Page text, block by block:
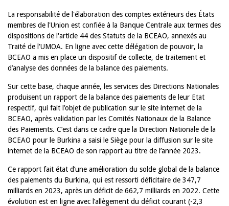
La responsabilité de l'élaboration des comptes extérieurs des États
membres de l'Union est confiée à la Banque Centrale aux termes des
dispositions de l'article 44 des Statuts de la BCEAO, annexés au
Traité de l'UMOA. En ligne avec cette délégation de pouvoir, la
BCEAO a mis en place un dispositif de collecte, de traitement et
d’analyse des données de la balance des paiements.
Sur cette base, chaque année, les services des Directions Nationales
produisent un rapport de la balance des paiements de leur Etat
respectif, qui fait l’objet de publication sur le site internet de la
BCEAO, après validation par les Comités Nationaux de la Balance
des Paiements. C’est dans ce cadre que la Direction Nationale de la
BCEAO pour le Burkina a saisi le Siège pour la diffusion sur le site
internet de la BCEAO de son rapport au titre de l’année 2023.
Ce rapport fait état d’une amélioration du solde global de la balance
des paiements du Burkina, qui est ressorti déficitaire de 347,7
milliards en 2023, après un déficit de 662,7 milliards en 2022. Cette
évolution est en ligne avec l’allègement du déficit courant (-2,3